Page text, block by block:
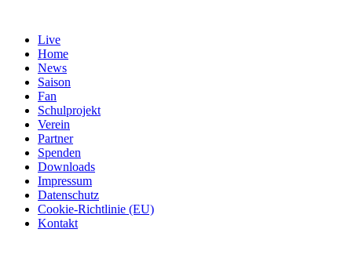
Live
Home
News
Saison
Fan
Schulprojekt
Verein
Partner
Spenden
Downloads
Impressum
Datenschutz
Cookie-Richtlinie (EU)
Kontakt